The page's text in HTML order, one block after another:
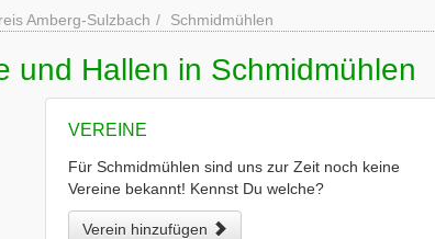
Amberg-Sulzbach Schmidmühlen
und Hallen in Schmidmühlen
VEREINE
Für Schmidmühlen sind uns zur Zeit noch keine
Vereine bekannt! Kennst Du welche?
Verein hinzufügen